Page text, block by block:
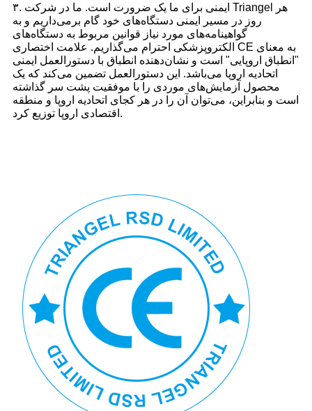
۳. ایمنی برای ما یک ضرورت است. ما در شرکت Triangel هر
روز در مسیر ایمنی دستگاه‌های خود گام برمی‌داریم و به
گواهینامه‌های مورد نیاز قوانین مربوط به دستگاه‌های
الکتروپزشکی احترام می‌گذاریم. علامت اختصاری CE به معنای
"انطباق اروپایی" است و نشان‌دهنده انطباق با دستورالعمل ایمنی
اتحادیه اروپا می‌باشد. این دستورالعمل تضمین می‌کند که یک
محصول آزمایش‌های موردی را با موفقیت پشت سر گذاشته
است و بنابراین، می‌توان آن را در هر کجای اتحادیه اروپا و منطقه
اقتصادی اروپا توزیع کرد.